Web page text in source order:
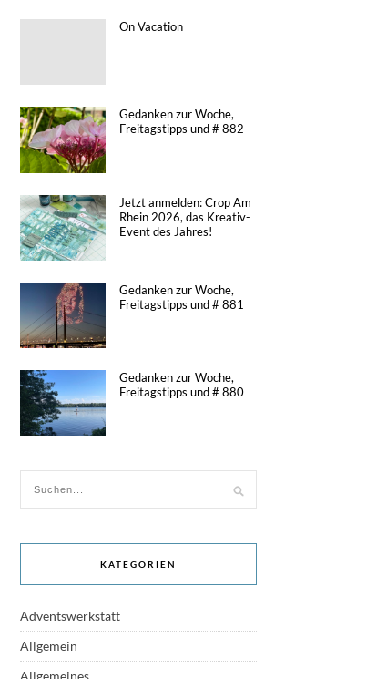
On Vacation
Gedanken zur Woche,
Freitagstipps und # 882
Jetzt anmelden: Crop Am
Rhein 2026, das Kreativ-
Event des Jahres!
Gedanken zur Woche,
Freitagstipps und # 881
Gedanken zur Woche,
Freitagstipps und # 880
KATEGORIEN
Adventswerkstatt
Allgemein